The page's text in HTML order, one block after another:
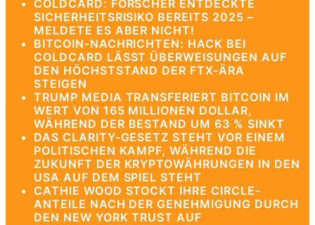
COLDCARD: FORSCHER ENTDECKTE
SICHERHEITSRISIKO BEREITS 2025 –
MELDETE ES ABER NICHT!
BITCOIN-NACHRICHTEN: HACK BEI
COLDCARD LÄSST ÜBERWEISUNGEN AUF
DEN HÖCHSTSTAND DER FTX-ÄRA
STEIGEN
TRUMP MEDIA TRANSFERIERT BITCOIN IM
WERT VON 165 MILLIONEN DOLLAR,
WÄHREND DER BESTAND UM 63 % SINKT
DAS CLARITY-GESETZ STEHT VOR EINEM
POLITISCHEN KAMPF, WÄHREND DIE
ZUKUNFT DER KRYPTOWÄHRUNGEN IN DEN
USA AUF DEM SPIEL STEHT
CATHIE WOOD STOCKT IHRE CIRCLE-
ANTEILE NACH DER GENEHMIGUNG DURCH
DEN NEW YORK TRUST AUF